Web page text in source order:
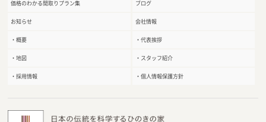
価格のわかる間取りプラン集 ブログ
お知らせ 会社情報
・概要 ・代表挨拶
・地図 ・スタッフ紹介
・採用情報 ・個人情報保護方針